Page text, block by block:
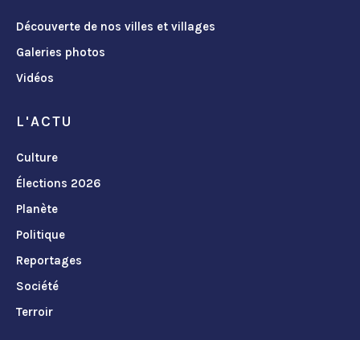
Découverte de nos villes et villages
Galeries photos
Vidéos
L'ACTU
Culture
Élections 2026
Planète
Politique
Reportages
Société
Terroir